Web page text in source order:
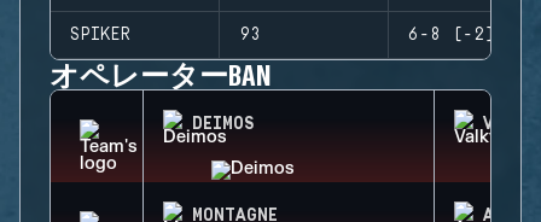
SPIKER 93 6-8 (-2)
オペレーターBAN
DEIMOS
MONTAGNE AZAMI